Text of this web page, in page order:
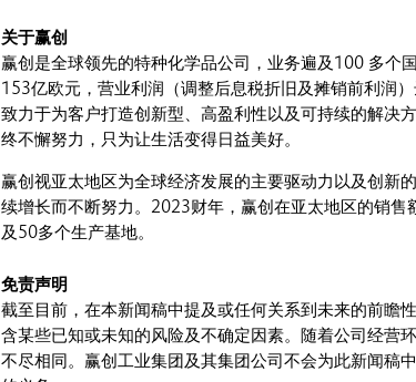
关于赢创
赢创是全球领先的特种化学品公司，业务遍及100 多个
153亿欧元，营业利润（调整后息税折旧及摊销前利润
致力于为客户打造创新型、高盈利性以及可持续的解决
终不懈努力，只为让生活变得日益美好。
赢创视亚太地区为全球经济发展的主要驱动力以及创新
续增长而不断努力。2023财年，赢创在亚太地区的销
及50多个生产基地。
免责声明
截至目前，在本新闻稿中提及或任何关系到未来的前瞻
含某些已知或未知的风险及不确定因素。随着公司经营
不尽相同。赢创工业集团及其集团公司不会为此新闻稿